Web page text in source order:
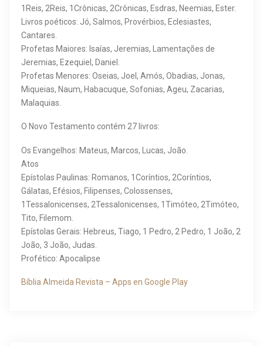
1Reis, 2Reis, 1Crônicas, 2Crônicas, Esdras, Neemias, Ester.
Livros poéticos: Jó, Salmos, Provérbios, Eclesiastes,
Cantares.
Profetas Maiores: Isaías, Jeremias, Lamentações de
Jeremias, Ezequiel, Daniel.
Profetas Menores: Oseias, Joel, Amós, Obadias, Jonas,
Miqueias, Naum, Habacuque, Sofonias, Ageu, Zacarias,
Malaquias.
O Novo Testamento contém 27 livros:
Os Evangelhos: Mateus, Marcos, Lucas, João.
Atos
Epístolas Paulinas: Romanos, 1Coríntios, 2Coríntios,
Gálatas, Efésios, Filipenses, Colossenses,
1Tessalonicenses, 2Tessalonicenses, 1Timóteo, 2Timóteo,
Tito, Filemom.
Epístolas Gerais: Hebreus, Tiago, 1 Pedro, 2 Pedro, 1 João, 2
João, 3 João, Judas.
Profético: Apocalipse
Bíblia Almeida Revista – Apps en Google Play